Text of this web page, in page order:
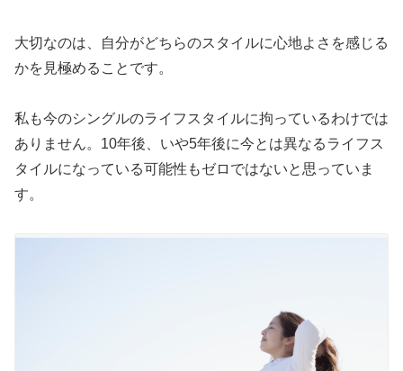
大切なのは、自分がどちらのスタイルに心地よさを感じる
かを見極めることです。
私も今のシングルのライフスタイルに拘っているわけでは
ありません。10年後、いや5年後に今とは異なるライフス
タイルになっている可能性もゼロではないと思っていま
す。